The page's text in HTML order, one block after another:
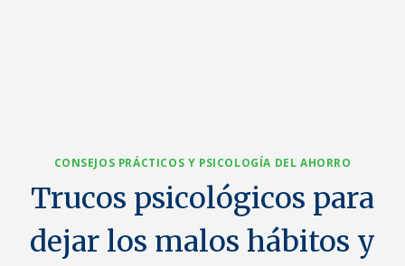
CONSEJOS PRÁCTICOS Y PSICOLOGÍA DEL AHORRO
Trucos psicológicos para
dejar los malos hábitos y